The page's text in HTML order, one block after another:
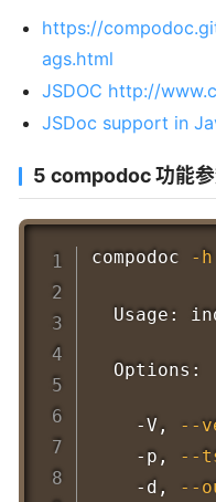
https://
ags.html
JSDOC http://
JSDoc support in
5 compodoc 功能参
compodoc -h
Usage:
  Options:
    -V,
--
    -p,
--
    -d,
--